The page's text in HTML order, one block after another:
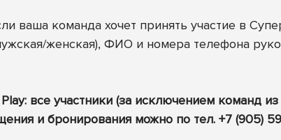
ваша команда хочет принять участие в
женская), ФИО и номера телефона
все участники (за исключением команд
и бронирования можно по тел. +7 (905)